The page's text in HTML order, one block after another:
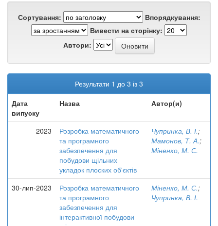
Сортування:
Впорядкування:
Вивести на сторінку:
Автори:
Результати 1 до 3 із 3
Дата
випуску
Назва Автор(и)
2023
Розробка математичного
та програмного
забезпечення для
побудови щільних
укладок плоских об'єктів
Чупринка, В. І.;
Мамонов, Т. А.;
Міненко, М. С.
30-лип-2023
Розробка математичного
та програмного
забезпечення для
інтерактивної побудови
Міненко, М. С.;
Чупринка, В. І.